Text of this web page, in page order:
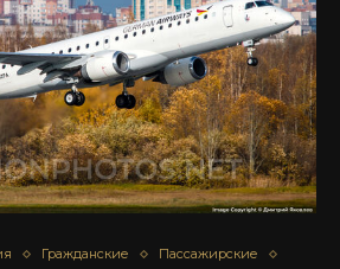
Гражданские
Пассажирские